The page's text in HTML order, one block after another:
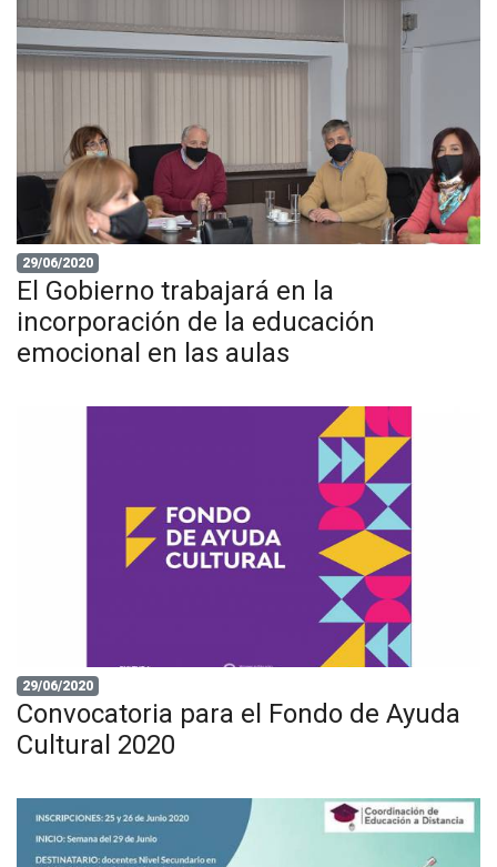
29/06/2020
El Gobierno trabajará en la
incorporación de la educación
emocional en las aulas
29/06/2020
Convocatoria para el Fondo de Ayuda
Cultural 2020